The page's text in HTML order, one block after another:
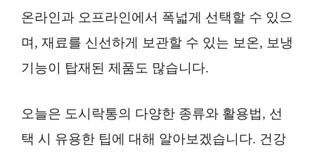
온라인과 오프라인에서 폭넓게 선택할 수 있으
며, 재료를 신선하게 보관할 수 있는 보온, 보냉
기능이 탑재된 제품도 많습니다.
오늘은 도시락통의 다양한 종류와 활용법, 선
택 시 유용한 팁에 대해 알아보겠습니다. 건강